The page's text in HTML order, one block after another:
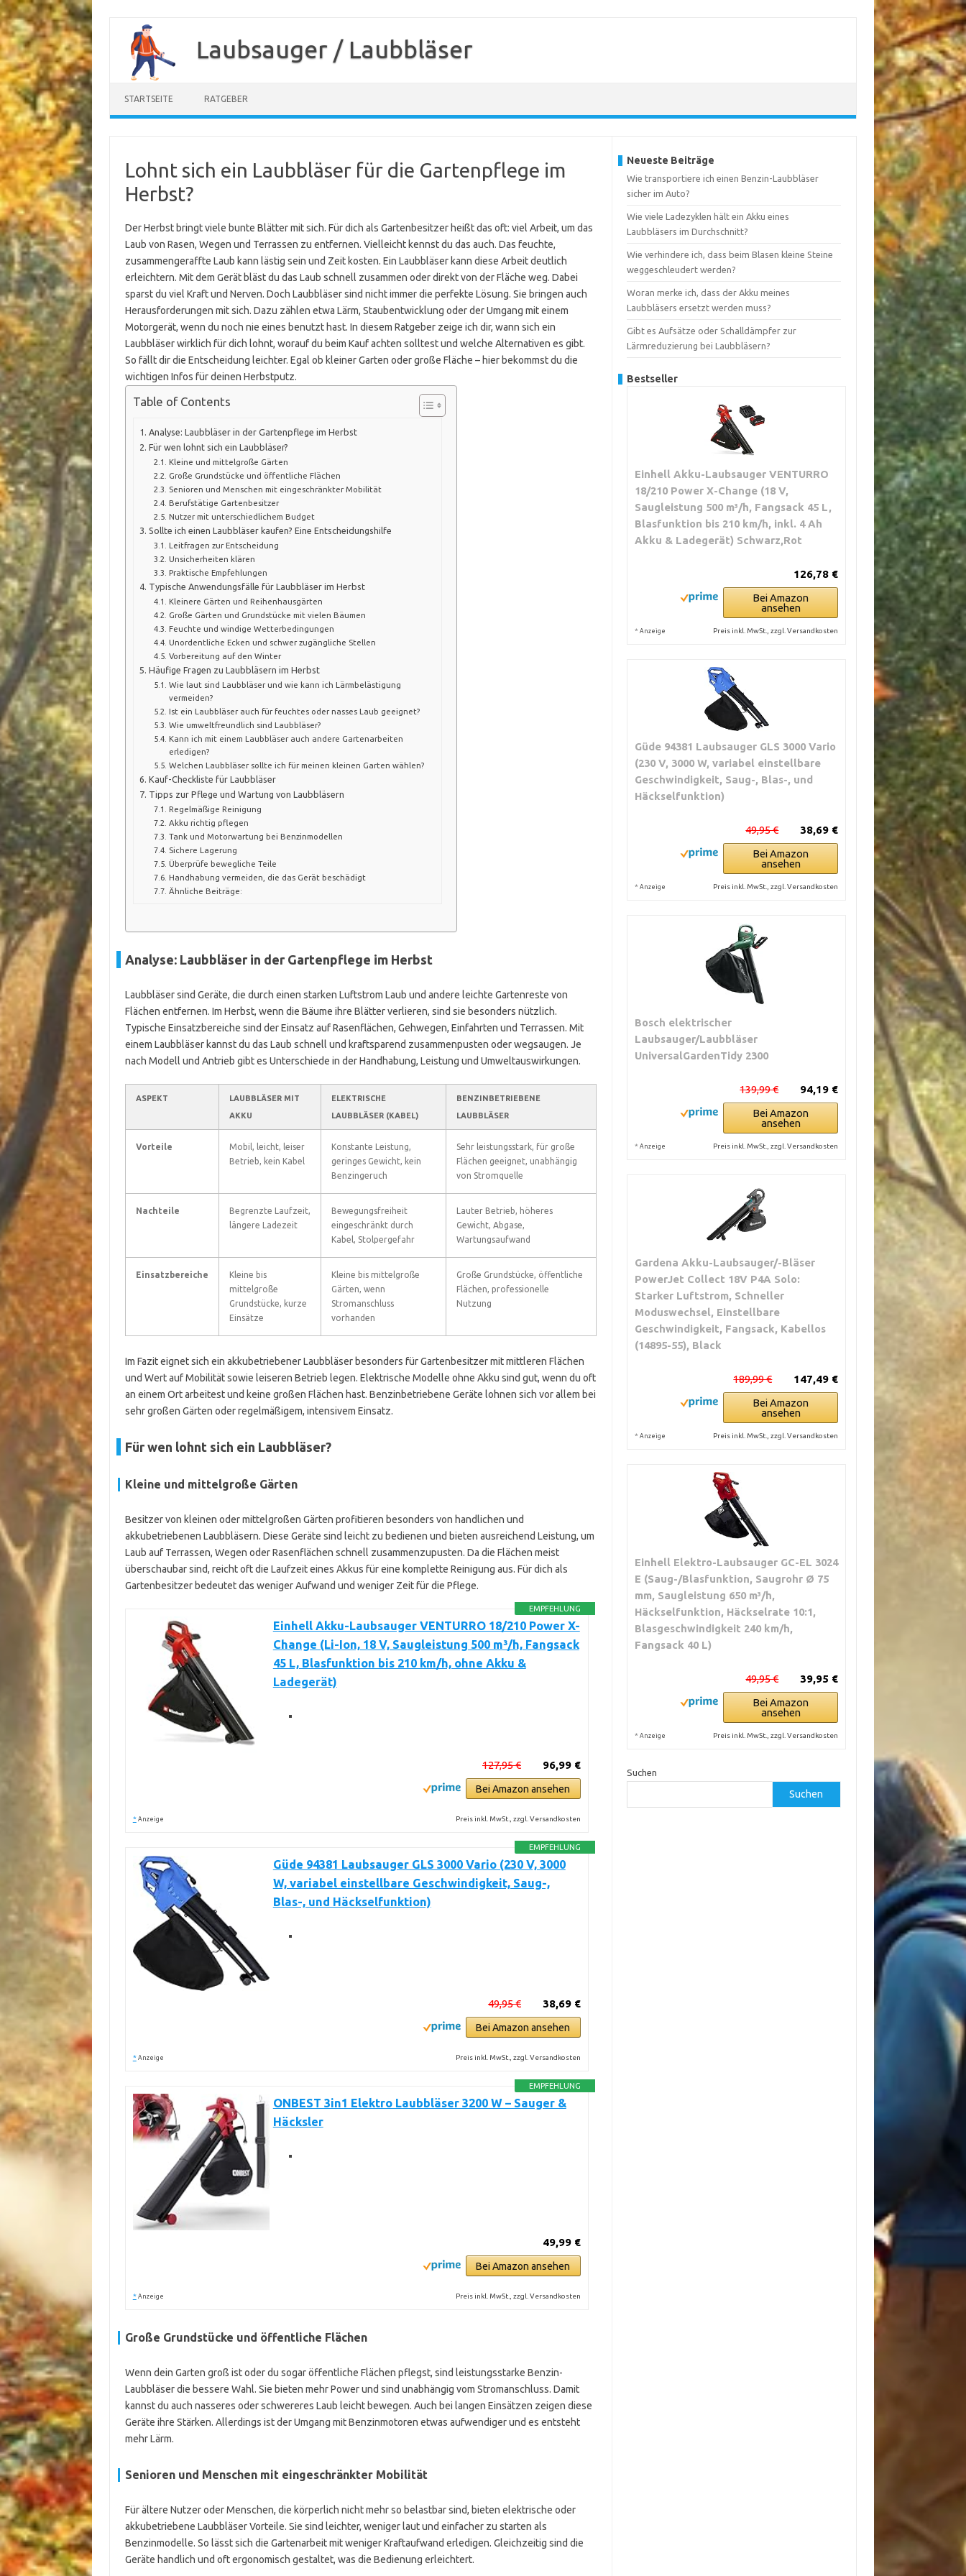
springen
Laubsauger / Laubbläser
STARTSEITE RATGEBER
Lohnt sich ein Laubbläser für die Gartenpflege im
Herbst?
Der Herbst bringt viele bunte Blätter mit sich. Für dich als Gartenbesitzer heißt das oft: viel Arbeit, um das
Laub von Rasen, Wegen und Terrassen zu entfernen. Vielleicht kennst du das auch. Das feuchte,
zusammengeraffte Laub kann lästig sein und Zeit kosten. Ein Laubbläser kann diese Arbeit deutlich
erleichtern. Mit dem Gerät bläst du das Laub schnell zusammen oder direkt von der Fläche weg. Dabei
sparst du viel Kraft und Nerven. Doch Laubbläser sind nicht immer die perfekte Lösung. Sie bringen auch
Herausforderungen mit sich. Dazu zählen etwa Lärm, Staubentwicklung oder der Umgang mit einem
Motorgerät, wenn du noch nie eines benutzt hast. In diesem Ratgeber zeige ich dir, wann sich ein
Laubbläser wirklich für dich lohnt, worauf du beim Kauf achten solltest und welche Alternativen es gibt.
So fällt dir die Entscheidung leichter. Egal ob kleiner Garten oder große Fläche – hier bekommst du die
wichtigen Infos für deinen Herbstputz.
Table of Contents
Analyse: Laubbläser in der Gartenpflege im Herbst
Für wen lohnt sich ein Laubbläser?
Kleine und mittelgroße Gärten
Große Grundstücke und öffentliche Flächen
Senioren und Menschen mit eingeschränkter Mobilität
Berufstätige Gartenbesitzer
Nutzer mit unterschiedlichem Budget
Sollte ich einen Laubbläser kaufen? Eine Entscheidungshilfe
Leitfragen zur Entscheidung
Unsicherheiten klären
Praktische Empfehlungen
Typische Anwendungsfälle für Laubbläser im Herbst
Kleinere Gärten und Reihenhausgärten
Große Gärten und Grundstücke mit vielen Bäumen
Feuchte und windige Wetterbedingungen
Unordentliche Ecken und schwer zugängliche Stellen
Vorbereitung auf den Winter
Häufige Fragen zu Laubbläsern im Herbst
Wie laut sind Laubbläser und wie kann ich Lärmbelästigung
vermeiden?
Ist ein Laubbläser auch für feuchtes oder nasses Laub geeignet?
Wie umweltfreundlich sind Laubbläser?
Kann ich mit einem Laubbläser auch andere Gartenarbeiten
erledigen?
Welchen Laubbläser sollte ich für meinen kleinen Garten wählen?
Kauf-Checkliste für Laubbläser
Tipps zur Pflege und Wartung von Laubbläsern
Regelmäßige Reinigung
Akku richtig pflegen
Tank und Motorwartung bei Benzinmodellen
Sichere Lagerung
Überprüfe bewegliche Teile
Handhabung vermeiden, die das Gerät beschädigt
Ähnliche Beiträge:
Analyse: Laubbläser in der Gartenpflege im Herbst
Laubbläser sind Geräte, die durch einen starken Luftstrom Laub und andere leichte Gartenreste von
Flächen entfernen. Im Herbst, wenn die Bäume ihre Blätter verlieren, sind sie besonders nützlich.
Typische Einsatzbereiche sind der Einsatz auf Rasenflächen, Gehwegen, Einfahrten und Terrassen. Mit
einem Laubbläser kannst du das Laub schnell und kraftsparend zusammenpusten oder wegsaugen. Je
nach Modell und Antrieb gibt es Unterschiede in der Handhabung, Leistung und Umweltauswirkungen.
ASPEKT
LAUBBLÄSER MIT
AKKU
ELEKTRISCHE
LAUBBLÄSER (KABEL)
BENZINBETRIEBENE
LAUBBLÄSER
Vorteile
Mobil, leicht, leiser
Betrieb, kein Kabel
Konstante Leistung,
geringes Gewicht, kein
Benzingeruch
Sehr leistungsstark, für große
Flächen geeignet, unabhängig
von Stromquelle
Nachteile
Begrenzte Laufzeit,
längere Ladezeit
Bewegungsfreiheit
eingeschränkt durch
Kabel, Stolpergefahr
Lauter Betrieb, höheres
Gewicht, Abgase,
Wartungsaufwand
Einsatzbereiche
Kleine bis
mittelgroße
Grundstücke, kurze
Einsätze
Kleine bis mittelgroße
Gärten, wenn
Stromanschluss
vorhanden
Große Grundstücke, öffentliche
Flächen, professionelle
Nutzung
Im Fazit eignet sich ein akkubetriebener Laubbläser besonders für Gartenbesitzer mit mittleren Flächen
und Wert auf Mobilität sowie leiseren Betrieb legen. Elektrische Modelle ohne Akku sind gut, wenn du oft
an einem Ort arbeitest und keine großen Flächen hast. Benzinbetriebene Geräte lohnen sich vor allem bei
sehr großen Gärten oder regelmäßigem, intensivem Einsatz.
Für wen lohnt sich ein Laubbläser?
Kleine und mittelgroße Gärten
Besitzer von kleinen oder mittelgroßen Gärten profitieren besonders von handlichen und
akkubetriebenen Laubbläsern. Diese Geräte sind leicht zu bedienen und bieten ausreichend Leistung, um
Laub auf Terrassen, Wegen oder Rasenflächen schnell zusammenzupusten. Da die Flächen meist
überschaubar sind, reicht oft die Laufzeit eines Akkus für eine komplette Reinigung aus. Für dich als
Gartenbesitzer bedeutet das weniger Aufwand und weniger Zeit für die Pflege.
EMPFEHLUNG
Einhell Akku-Laubsauger VENTURRO 18/210 Power X-
Change (Li-Ion, 18 V, Saugleistung 500 m³/h, Fangsack
45 L, Blasfunktion bis 210 km/h, ohne Akku &
Ladegerät)
96,99 €
127,95 €
Bei Amazon ansehen
* Anzeige Preis inkl. MwSt., zzgl. Versandkosten
EMPFEHLUNG
Güde 94381 Laubsauger GLS 3000 Vario (230 V, 3000
W, variabel einstellbare Geschwindigkeit, Saug-,
Blas-, und Häckselfunktion)
38,69 €
49,95 €
Bei Amazon ansehen
* Anzeige Preis inkl. MwSt., zzgl. Versandkosten
EMPFEHLUNG
ONBEST 3in1 Elektro Laubbläser 3200 W – Sauger &
Häcksler
49,99 €
Bei Amazon ansehen
* Anzeige Preis inkl. MwSt., zzgl. Versandkosten
Große Grundstücke und öffentliche Flächen
Wenn dein Garten groß ist oder du sogar öffentliche Flächen pflegst, sind leistungsstarke Benzin-
Laubbläser die bessere Wahl. Sie bieten mehr Power und sind unabhängig vom Stromanschluss. Damit
kannst du auch nasseres oder schwereres Laub leicht bewegen. Auch bei langen Einsätzen zeigen diese
Geräte ihre Stärken. Allerdings ist der Umgang mit Benzinmotoren etwas aufwendiger und es entsteht
mehr Lärm.
Senioren und Menschen mit eingeschränkter Mobilität
Für ältere Nutzer oder Menschen, die körperlich nicht mehr so belastbar sind, bieten elektrische oder
akkubetriebene Laubbläser Vorteile. Sie sind leichter, weniger laut und einfacher zu starten als
Benzinmodelle. So lässt sich die Gartenarbeit mit weniger Kraftaufwand erledigen. Gleichzeitig sind die
Geräte handlich und oft ergonomisch gestaltet, was die Bedienung erleichtert.
Neueste Beiträge
Wie transportiere ich einen Benzin-Laubbläser
sicher im Auto?
Wie viele Ladezyklen hält ein Akku eines
Laubbläsers im Durchschnitt?
Wie verhindere ich, dass beim Blasen kleine Steine
weggeschleudert werden?
Woran merke ich, dass der Akku meines
Laubbläsers ersetzt werden muss?
Gibt es Aufsätze oder Schalldämpfer zur
Lärmreduzierung bei Laubbläsern?
Bestseller
Einhell Akku-Laubsauger VENTURRO
18/210 Power X-Change (18 V,
Saugleistung 500 m³/h, Fangsack 45 L,
Blasfunktion bis 210 km/h, inkl. 4 Ah
Akku & Ladegerät) Schwarz,Rot
126,78 €
Bei Amazon
ansehen
* Anzeige Preis inkl. MwSt., zzgl. Versandkosten
Güde 94381 Laubsauger GLS 3000 Vario
(230 V, 3000 W, variabel einstellbare
Geschwindigkeit, Saug-, Blas-, und
Häckselfunktion)
38,69 €
49,95 €
Bei Amazon
ansehen
* Anzeige Preis inkl. MwSt., zzgl. Versandkosten
Bosch elektrischer
Laubsauger/Laubbläser
UniversalGardenTidy 2300
94,19 €
139,99 €
Bei Amazon
ansehen
* Anzeige Preis inkl. MwSt., zzgl. Versandkosten
Gardena Akku-Laubsauger/-Bläser
PowerJet Collect 18V P4A Solo:
Starker Luftstrom, Schneller
Moduswechsel, Einstellbare
Geschwindigkeit, Fangsack, Kabellos
(14895-55), Black
147,49 €
189,99 €
Bei Amazon
ansehen
* Anzeige Preis inkl. MwSt., zzgl. Versandkosten
Einhell Elektro-Laubsauger GC-EL 3024
E (Saug-/Blasfunktion, Saugrohr Ø 75
mm, Saugleistung 650 m³/h,
Häckselfunktion, Häckselrate 10:1,
Blasgeschwindigkeit 240 km/h,
Fangsack 40 L)
39,95 €
49,95 €
Bei Amazon
ansehen
* Anzeige Preis inkl. MwSt., zzgl. Versandkosten
Suchen
Suchen